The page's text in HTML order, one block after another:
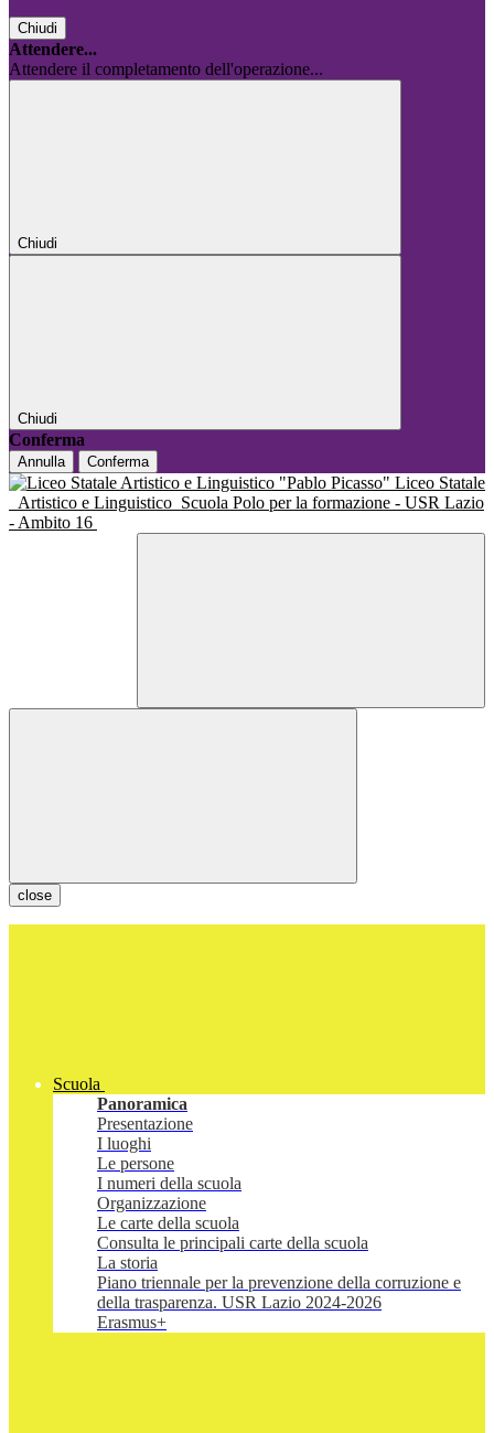
Chiudi
Attendere...
Attendere il completamento dell'operazione...
Chiudi
Chiudi
Conferma
Annulla Conferma
Liceo Statale
Artistico e Linguistico Scuola Polo per la formazione - USR Lazio
- Ambito 16
close
Scuola
Panoramica
Presentazione
I luoghi
Le persone
I numeri della scuola
Organizzazione
Le carte della scuola
Consulta le principali carte della scuola
La storia
Piano triennale per la prevenzione della corruzione e
della trasparenza. USR Lazio 2024-2026
Erasmus+